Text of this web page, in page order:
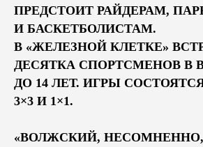
ПРЕДСТОИТ РАЙДЕРАМ,
И БАСКЕТБОЛИСТАМ.
В «ЖЕЛЕЗНОЙ КЛЕТКЕ»
ДЕСЯТКА СПОРТСМЕНОВ В
ДО 14 ЛЕТ. ИГРЫ
3×3 И 1×1.
«ВОЛЖСКИЙ, НЕСОМНЕННО,